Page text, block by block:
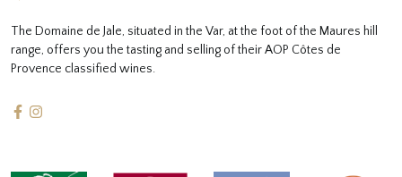
The Domaine de Jale, situated in the Var, at the foot of the Maures hill
range, offers you the tasting and selling of their AOP Côtes de
Provence classified wines.